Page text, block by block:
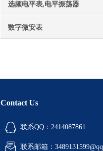
选频电平表,电平振荡器
数字微安表
Contact Us
联系QQ：2414087861
联系邮箱：